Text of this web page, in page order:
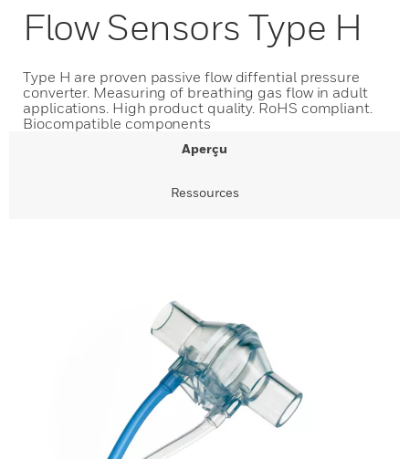
Flow Sensors Type H
Type H are proven passive flow diffential pressure
converter. Measuring of breathing gas flow in adult
applications. High product quality. RoHS compliant.
Biocompatible components
Aperçu
Ressources